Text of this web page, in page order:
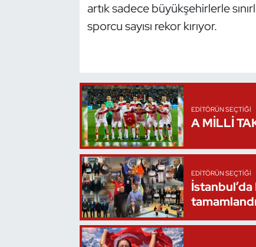
artık sadece büyükşehirlerle
sporcu sayısı rekor kırıyor.
EDITÖRÜN SEÇTIĞI
A MİLLİ
EDITÖRÜN SEÇTIĞI
tamamlandı
Wushu Kungfu